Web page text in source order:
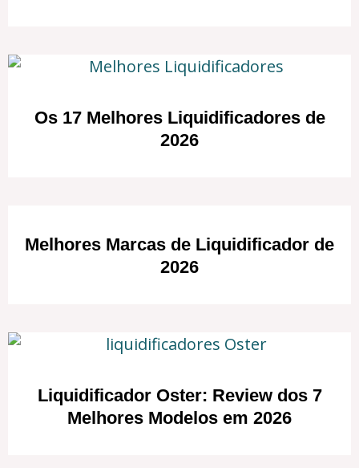
Os 17 Melhores Liquidificadores de
2026
Melhores Marcas de Liquidificador de
2026
Liquidificador Oster: Review dos 7
Melhores Modelos em 2026